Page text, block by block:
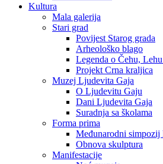
Kultura
Mala galerija
Stari grad
Povijest Starog grada
Arheološko blago
Legenda o Čehu,
Projekt Crna kraljica
Muzej Ljudevita Gaja
O Ljudevitu Gaju
Dani Ljudevita Gaja
Suradnja sa školama
Forma prima
Međunarodni simpozij
Obnova skulptura
Manifestacije